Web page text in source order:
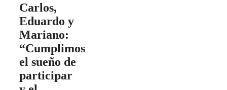
Carlos,
Eduardo y
Mariano:
“Cumplimos
el sueño de
participar